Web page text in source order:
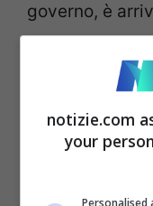
governo, è
stralciata dal
Legge di
ridotto da tre
ricoprire un
notizie.com
your
Personalised